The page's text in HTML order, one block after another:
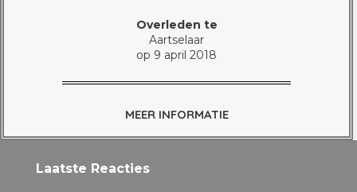
Overleden te
Aartselaar
op 9 april 2018
MEER INFORMATIE
Laatste Reacties